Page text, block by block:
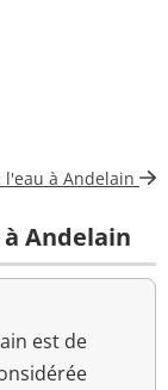
<=200 µg/L
l'eau à Andelain
Andelain
est de